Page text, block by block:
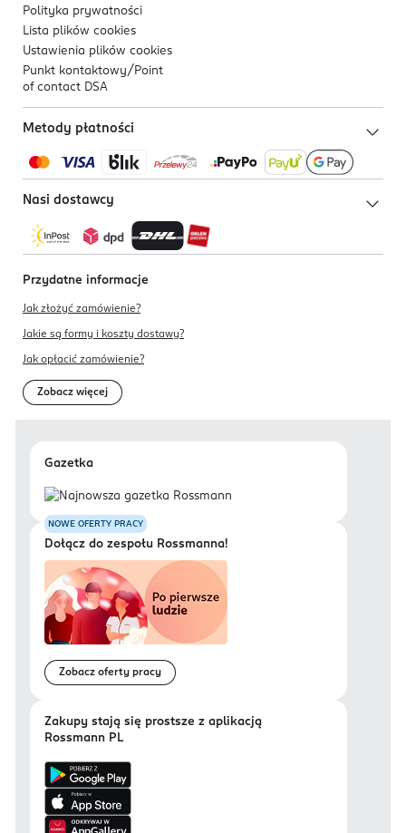
Polityka prywatności
Lista plików cookies
Ustawienia plików cookies
Punkt kontaktowy/ Point
of contact DSA
Metody płatności
Nasi dostawcy
Przydatne informacje
Jak złożyć zamówienie?
Jakie są formy i koszty dostawy?
Jak opłacić zamówienie?
Zobacz więcej
Gazetka
NOWE OFERTY PRACY
Dołącz do zespołu Rossmanna!
Zobacz oferty pracy
Zakupy stają się prostsze z aplikacją
Rossmann PL